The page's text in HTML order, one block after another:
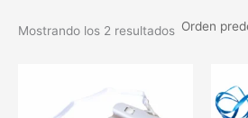
Mostrando los 2 resultados